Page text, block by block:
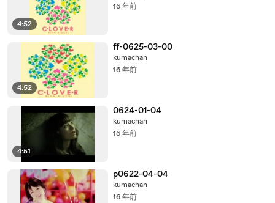
4:52
16 年前
4:52
ff-0625-03-00
kumachan
16 年前
4:51
0624-01-04
kumachan
16 年前
p0622-04-04
kumachan
16 年前